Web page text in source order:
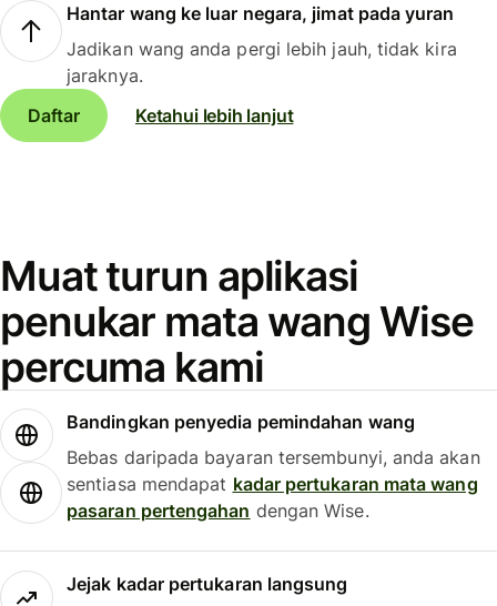
Hantar wang ke luar negara, jimat pada yuran
Jadikan wang anda pergi lebih jauh, tidak kira
jaraknya.
Daftar
Ketahui lebih lanjut
Muat turun aplikasi
penukar mata wang Wise
percuma kami
Bandingkan penyedia pemindahan wang
Bebas daripada bayaran tersembunyi, anda akan
sentiasa mendapat kadar pertukaran mata wang
pasaran pertengahan dengan Wise.
Jejak kadar pertukaran langsung